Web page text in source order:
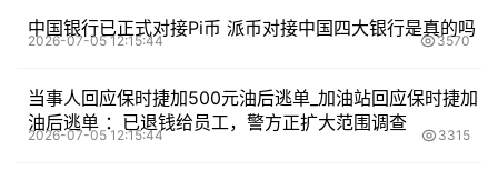
中国银行已正式对接Pi币 派币对接中国四大银行是真的吗
2026-07-05 12:15:44 3570
当事人回应保时捷加500元油后逃单_加油站回应保时捷加
油后逃单 ：已退钱给员工，警方正扩大范围调查
2026-07-05 12:15:44 3315